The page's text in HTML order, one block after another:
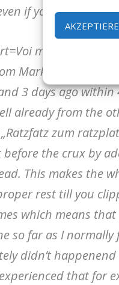
if you know
miad“ after
Markus Meier who
3 days ago
already from the
zum
the crux by
This makes the
rest till you
which means
so far as I
didn’t
that for